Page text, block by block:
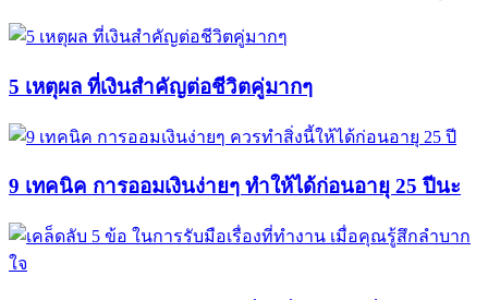
5 เหตุผล ที่เงินสำคัญต่อชีวิตคู่มากๆ
9 เทคนิค การออมเงินง่ายๆ ทำให้ได้ก่อนอายุ 25 ปีนะ